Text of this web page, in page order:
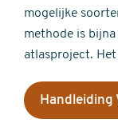
mogelijke
methode is
atlasproject.